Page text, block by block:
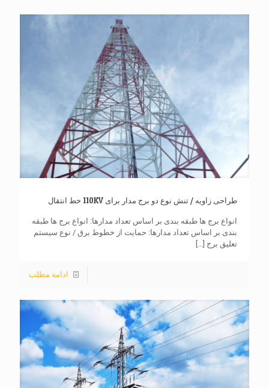
طراحی زاویه / تنش نوع دو برج مدار برای 110KV خط انتقال
انواع برج ها طبقه بندی بر اساس تعداد مدارها: انواع برج ها طبقه
بندی بر اساس تعداد مدارها: حمایت از خطوط برق / نوع سیستم
تعلیق برج [...]
ادامه مطلب